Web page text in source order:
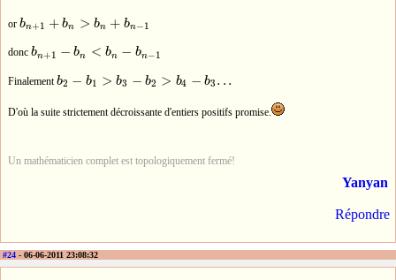
or bn+1 + bn > bn + bn−1
bn+1+ bn>bn +bn −1
donc bn+1 − bn < bn − bn−1
bn+1− bn <bn −bn −1
Finalement b2 − b1 > b3 − b2 > b4 − b3 . . .
b2 −b1 >b −b 2>b 4−b3..
D'où la suite strictement décroissante d'entiers positifs promise.
Un mathématicien complet est topologiquement fermé!
Yanyan
Répondre
#24 - 06-06-2011 23:08:32